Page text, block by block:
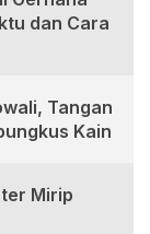
dan Cara
Tangan
Kain
Mirip